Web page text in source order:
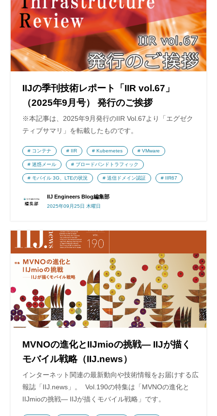
IIJの季刊技術レポート「IIR vol.67」
（2025年9月号） 発行のご挨拶
※本記事は、2025年9月発行のIIR Vol.67より「エグゼク
ティブサマリ」を転載したものです。
IIJ Engineers Blog編集部
2025年09月25日 木曜日
コンテナ IIR Kubernetes VMware
迷惑メール ブロードバンドトラフィック
モバイル 3G、LTEの状況 送信ドメイン認証 IIR67
MVNOの進化とIIJmioの挑戦― IIJが描く
モバイル戦略（IIJ.news）
インターネット関連の最新動向や技術情報をお届けする広
報誌「IIJ.news」。 Vol.190の特集は「MVNOの進化と
IIJmioの挑戦― IIJが描くモバイル戦略」です。